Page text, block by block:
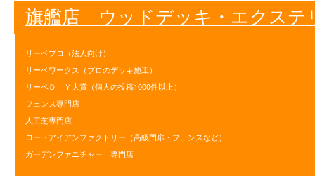
旗艦店 ウッドデッキ・エクステ
リーベプロ（法人向け）
リーベワークス（プロのデッキ施工）
リーベＤＩＹ大賞（個人の投稿1000件以上）
フェンス専門店
人工芝専門店
ロートアイアンファクトリー（高級門扉・フェンスなど）
ガーデンファニチャー 専門店